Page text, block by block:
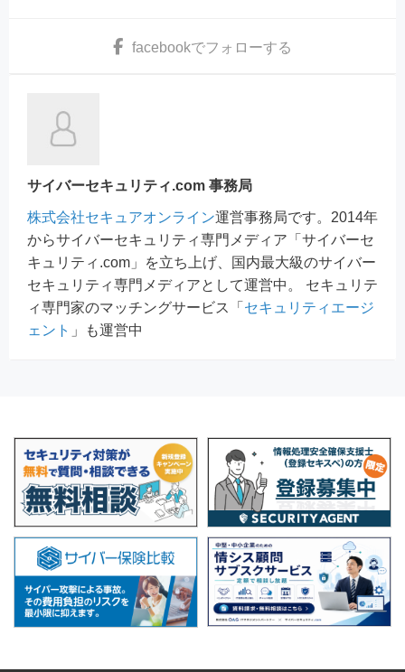
facebookでフォローする
サイバーセキュリティ.com 事務局
株式会社セキュアオンライン運営事務局です。2014年
からサイバーセキュリティ専門メディア「サイバーセ
キュリティ.com」を立ち上げ、国内最大級のサイバー
セキュリティ専門メディアとして運営中。 セキュリテ
ィ専門家のマッチングサービス「 セキュリティエージ
ェント 」も運営中